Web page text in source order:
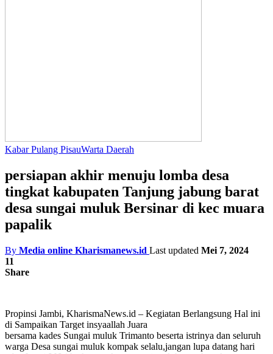
Kabar Pulang PisauWarta Daerah
persiapan akhir menuju lomba desa
tingkat kabupaten Tanjung jabung barat
desa sungai muluk Bersinar di kec muara
papalik
By Media online Kharismanews.id Last updated Mei 7, 2024
11
Share
Propinsi Jambi, KharismaNews.id – Kegiatan Berlangsung Hal ini
di Sampaikan Target insyaallah Juara
bersama kades Sungai muluk Trimanto beserta istrinya dan seluruh
warga Desa sungai muluk kompak selalu,jangan lupa datang hari